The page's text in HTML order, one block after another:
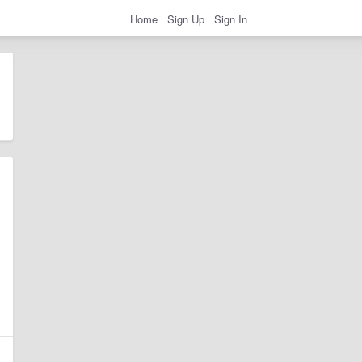
Home Sign Up Sign In